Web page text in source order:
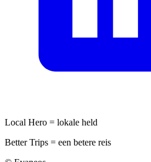
Local Hero = lokale held
Better Trips = een betere reis